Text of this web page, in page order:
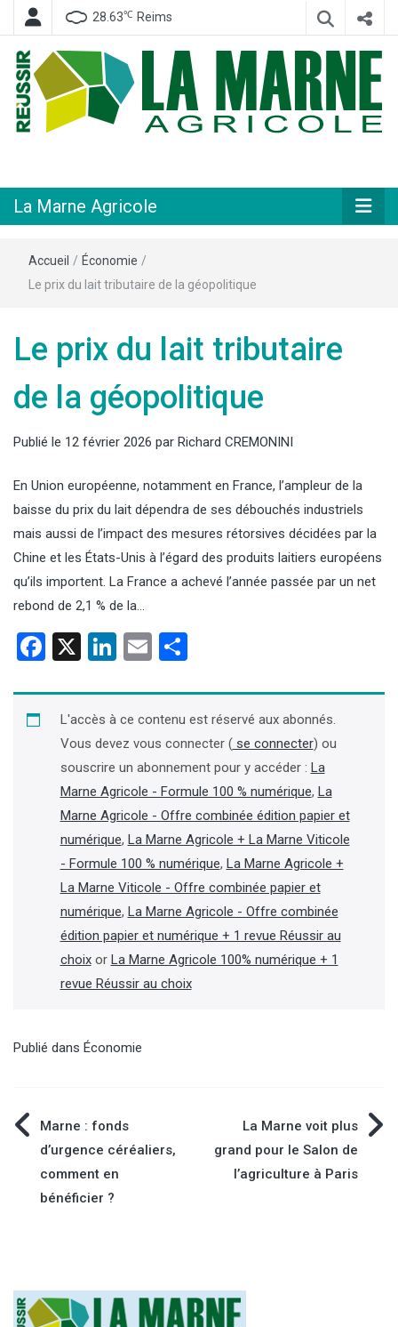
28.63℃ Reims
Agricole
La Marne Agricole
Accueil / Économie /
Le prix du lait tributaire de la géopolitique
Le prix du lait tributaire
de la géopolitique
Publié le 12 février 2026 par Richard CREMONINI
En Union européenne, notamment en France, l’ampleur de la
baisse du prix du lait dépendra de ses débouchés industriels
mais aussi de l’impact des mesures rétorsives décidées par la
Chine et les États-Unis à l’égard des produits laitiers européens
qu’ils importent. La France a achevé l’année passée par un net
rebond de 2,1 % de la…
Facebook
X LinkedIn
Email
L'accès à ce contenu est réservé aux abonnés.
Vous devez vous connecter (se connecter) ou
souscrire un abonnement pour y accéder : La
Marne Agricole - Formule 100 % numérique, La
Marne Agricole - Offre combinée édition papier et
numérique, La Marne Agricole + La Marne Viticole
- Formule 100 % numérique, La Marne Agricole +
La Marne Viticole - Offre combinée papier et
numérique, La Marne Agricole - Offre combinée
édition papier et numérique + 1 revue Réussir au
choixor La Marne Agricole 100% numérique + 1
revue Réussir au choix
Publié dans Économie
Navigation
de
Marne : fonds
d’urgence céréaliers,
comment en
bénéficier ?
La Marne voit plus
grand pour le Salon de
l’agriculture à Paris